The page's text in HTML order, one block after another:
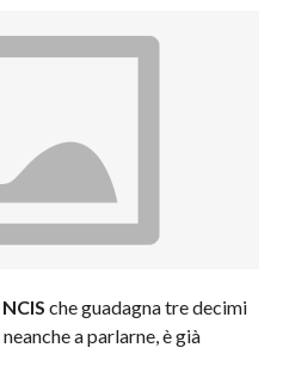
NCIS che guadagna tre decimi
neanche a parlarne, è già